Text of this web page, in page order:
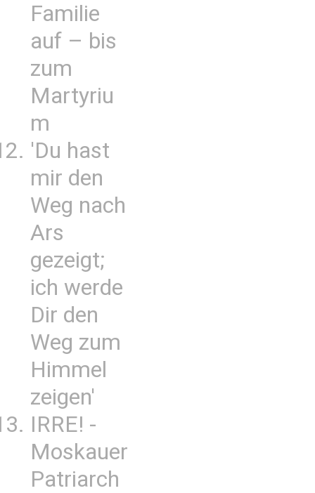
Familie
auf – bis
zum
Martyriu
m
'Du hast
mir den
Weg nach
Ars
gezeigt;
ich werde
Dir den
Weg zum
Himmel
zeigen'
IRRE! -
Moskauer
Patriarch